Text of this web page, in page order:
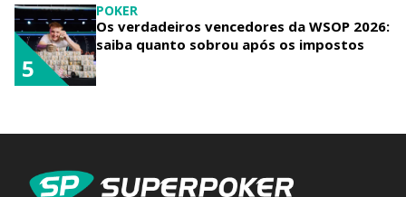
POKER
Os verdadeiros vencedores da WSOP 2026:
saiba quanto sobrou após os impostos
5